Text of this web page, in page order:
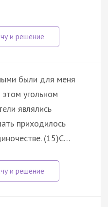
были для меня
угольном
являлись
приходилось
(15)С…